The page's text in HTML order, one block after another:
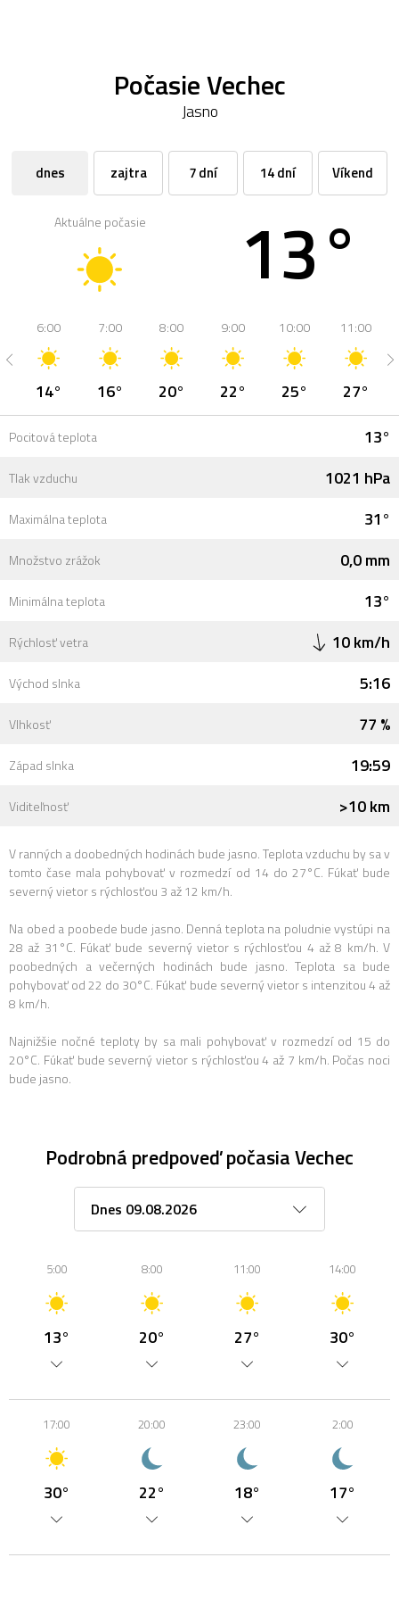
Počasie Vechec
Jasno
dnes zajtra 7 dní 14 dní Víkend
Aktuálne počasie 13°
6:00
14°
7:00
16°
8:00
20°
9:00
22°
10:00
25°
11:00
27°
Pocitová teplota 13°
Tlak vzduchu 1021 hPa
Maximálna teplota 31°
Množstvo zrážok 0,0 mm
Minimálna teplota 13°
Rýchlosť vetra 10 km/h
Východ slnka 5:16
Vlhkosť 77 %
Západ slnka 19:59
Viditeľnosť >10 km
V ranných a doobedných hodinách bude jasno. Teplota vzduchu by sa v
tomto čase mala pohybovať v rozmedzí od 14 do 27°C. Fúkať bude
severný vietor s rýchlosťou 3 až 12 km/h.
Na obed a poobede bude jasno. Denná teplota na poludnie vystúpi na
28 až 31°C. Fúkať bude severný vietor s rýchlosťou 4 až 8 km/h. V
poobedných a večerných hodinách bude jasno. Teplota sa bude
pohybovať od 22 do 30°C. Fúkať bude severný vietor s intenzitou 4 až
8 km/h.
Najnižšie nočné teploty by sa mali pohybovať v rozmedzí od 15 do
20°C. Fúkať bude severný vietor s rýchlosťou 4 až 7 km/h. Počas noci
bude jasno.
Podrobná predpoveď počasia Vechec
5:00
13°
8:00
20°
11:00
27°
14:00
30°
17:00
30°
20:00
22°
23:00
18°
2:00
17°